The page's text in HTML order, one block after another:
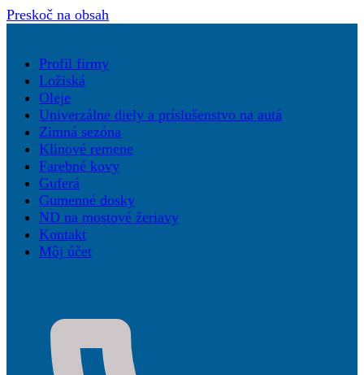
Preskoč na obsah
Profil firmy
Ložiská
Oleje
Univerzálne diely a príslušenstvo na autá
Zimná sezóna
Klinové remene
Farebné kovy
Guferá
Gumenné dosky
ND na mostové žeriavy
Kontakt
Môj účet